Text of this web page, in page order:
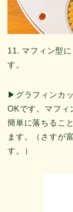
11. マフィン型
す。
▶︎グラフィンカ
OKです。マフィ
簡単に落ちるこ
ます。（さすが
す。）